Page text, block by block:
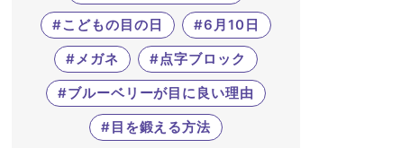
#こどもの目の日
#6月10日
#メガネ
#点字ブロック
#ブルーベリーが目に良い理由
#目を鍛える方法